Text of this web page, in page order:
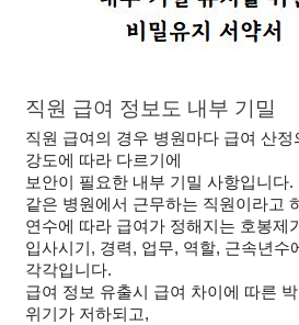
직원 급여 정보도 내부 기밀
직원 급여의 경우 병원마다 급여 산정
강도에 따라 다르기에
보안이 필요한 내부 기밀 사항입니다.
같은 병원에서 근무하는 직원이라고
연수에 따라 급여가 정해지는 호봉제
입사시기, 경력, 업무, 역할, 근속년수
각각입니다.
급여 정보 유출시 급여 차이에 따른
위기가 저하되고,